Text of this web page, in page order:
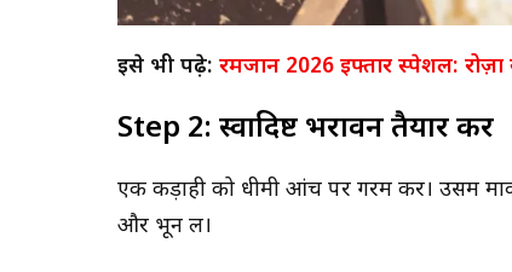
इसे भी पढ़े: रमजान 2026 इफ्तार स्पेशल:
Step 2: स्वादिष्ट भरावन तैयार करें
एक कड़ाही को धीमी आंच पर गरम करें। उसमें
और भून लें।